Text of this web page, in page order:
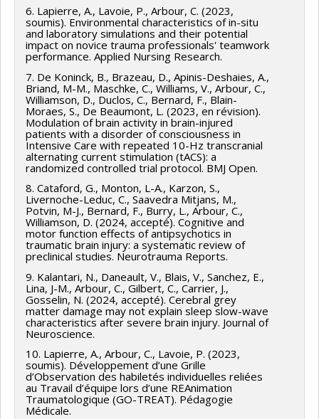
6. Lapierre, A., Lavoie, P., Arbour, C. (2023,
soumis). Environmental characteristics of in-situ
and laboratory simulations and their potential
impact on novice trauma professionals' teamwork
performance. Applied Nursing Research.
7. De Koninck, B., Brazeau, D., Apinis-Deshaies, A.,
Briand, M-M., Maschke, C., Williams, V., Arbour, C.,
Williamson, D., Duclos, C., Bernard, F., Blain-
Moraes, S., De Beaumont, L. (2023, en révision).
Modulation of brain activity in brain-injured
patients with a disorder of consciousness in
Intensive Care with repeated 10-Hz transcranial
alternating current stimulation (tACS): a
randomized controlled trial protocol. BMJ Open.
8. Cataford, G., Monton, L-A., Karzon, S.,
Livernoche-Leduc, C., Saavedra Mitjans, M.,
Potvin, M-J., Bernard, F., Burry, L., Arbour, C.,
Williamson, D. (2024, accepté). Cognitive and
motor function effects of antipsychotics in
traumatic brain injury: a systematic review of
preclinical studies. Neurotrauma Reports.
9. Kalantari, N., Daneault, V., Blais, V., Sanchez, E.,
Lina, J-M., Arbour, C., Gilbert, C., Carrier, J.,
Gosselin, N. (2024, accepté). Cerebral grey
matter damage may not explain sleep slow-wave
characteristics after severe brain injury. Journal of
Neuroscience.
10. Lapierre, A., Arbour, C., Lavoie, P. (2023,
soumis). Développement d’une Grille
d’Observation des habiletés individuelles reliées
au Travail d’équipe lors d’une REAnimation
Traumatologique (GO-TREAT). Pédagogie
Médicale.